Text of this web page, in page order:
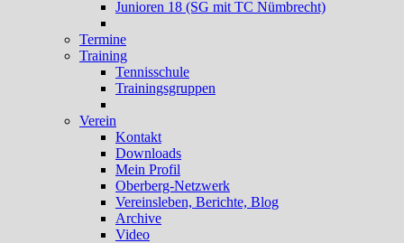
Junioren 18 (SG mit TC Nümbrecht)
Termine
Training
Tennisschule
Trainingsgruppen
Verein
Kontakt
Downloads
Mein Profil
Oberberg-Netzwerk
Vereinsleben, Berichte, Blog
Archive
Video